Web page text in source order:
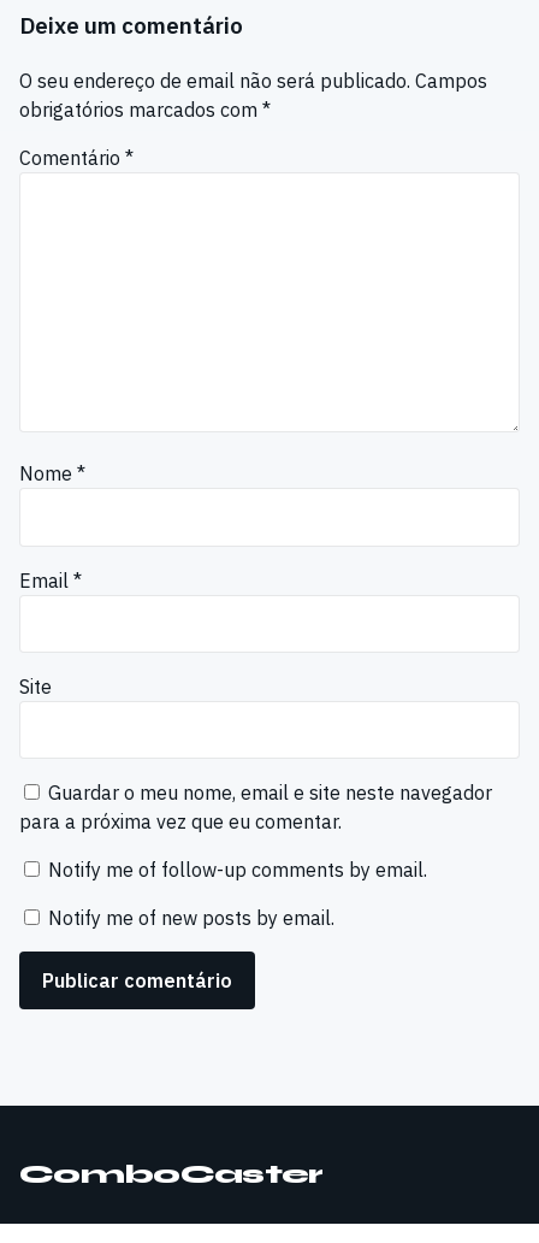
Deixe um comentário
O seu endereço de email não será publicado. Campos
obrigatórios marcados com *
Comentário *
Nome *
Email *
Site
Guardar o meu nome, email e site neste navegador
para a próxima vez que eu comentar.
Notify me of follow-up comments by email.
Notify me of new posts by email.
ComboCaster